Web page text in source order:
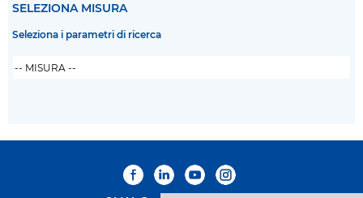
SELEZIONA MISURA
Seleziona i parametri di ricerca